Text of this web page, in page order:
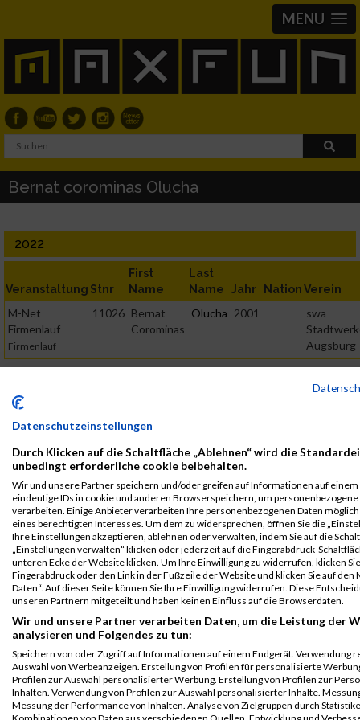
MENU
Bernat corominas Olucha
2022
Veranstaltung Stnr
First
Name
Last
Name
Jahr NationVerein
M-Net
Firmenlauf
Firmenlauf
11026 Bernat
Corominas
Olucha 2001
swa
Augsburg
Legende:
GPos = Geschlechter Position, KPos = Kategorie Position, TPos =
Team Position, DNS = Did not start, DNF = Did not finish, DQ =
Disqualifiziert
© MaxFun Sports GmbH
Mediadaten
Datenschutzeinstellungen
Durch Klicken auf die Schaltfläche „Ablehnen“ wird die
unbedingt erforderliche cookie beibehalten.
Wir und unsere Partner speichern und/oder greifen auf Informationen auf einem
eindeutige IDs in cookie und anderen Browserspeichern, um personenbezogene
verarbeiten. Einige Anbieter verarbeiten Ihre personenbezogenen Daten
eines berechtigten Interesses. Um dem zu widersprechen, öffnen Sie die
Ihre Einstellungen akzeptieren, ablehnen oder verwalten, indem Sie auf die
„Einstellungen verwalten“ klicken oder jederzeit auf die Fingerabdruck-
unteren Ecke der Website klicken. Um Ihre Einwilligung zu widerrufen, klicken
Fingerabdruck oder den Link in der Fußzeile der Website und klicken Sie auf den
Daten“. Auf dieser Seite können Sie Ihre Einwilligung widerrufen. Diese
unseren Partnern mitgeteilt und haben keinen Einfluss auf die Browserdaten.
Wir und unsere Partner verarbeiten Daten, um die Leistung der
analysieren und Folgendes zu tun:
Speichern von oder Zugriff auf Informationen auf einem Endgerät. Verwendung
Auswahl von Werbeanzeigen. Erstellung von Profilen für personalisierte
Profilen zur Auswahl personalisierter Werbung. Erstellung von Profilen zur
Inhalten. Verwendung von Profilen zur Auswahl personalisierter Inhalte.
Messung der Performance von Inhalten. Analyse von Zielgruppen durch